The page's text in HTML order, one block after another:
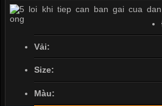
Vải:
Size:
Màu: